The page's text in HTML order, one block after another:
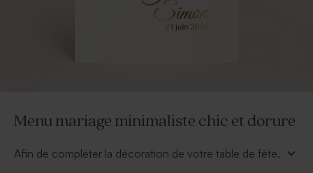
Menu mariage minimaliste chic et dorure
Afin de compléter la décoration de votre table de fête,